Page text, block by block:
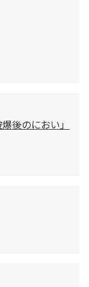
後のにおい」